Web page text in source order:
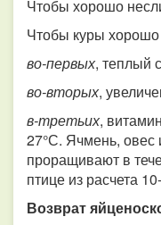
Чтобы хорошо
Чтобы куры
во-первых, теплый
во-вторых,
в-третьих,
27°С. Ячмень,
проращивают в
птице из расчета
Возврат